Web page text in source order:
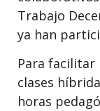
Trabajo
ya han
Para
clases
horas